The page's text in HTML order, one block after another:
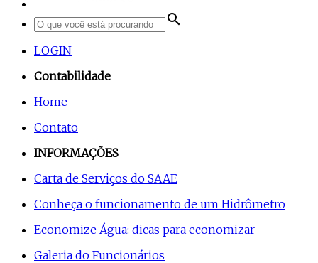
search
LOGIN
Contabilidade
Home
Contato
INFORMAÇÕES
Carta de Serviços do SAAE
Conheça o funcionamento de um Hidrômetro
Economize Água: dicas para economizar
Galeria do Funcionários